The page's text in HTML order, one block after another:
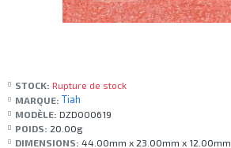
STOCK: Rupture de stock
MARQUE: Tiah
MODÈLE: DZD000619
POIDS: 20.00g
DIMENSIONS: 44.00mm x 23.00mm x 12.00mm